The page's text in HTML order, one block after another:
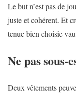
Le but n’est pas de
juste et cohérent. Et
tenue bien choisie
Ne pas sous-
Deux vêtements